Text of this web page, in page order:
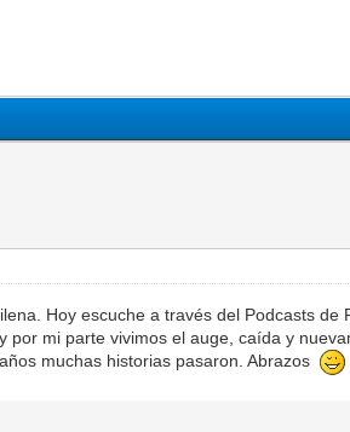
Hoy escuche a través del Podcasts
por mi parte vivimos el auge, caída y
muchas historias pasaron. Abrazos